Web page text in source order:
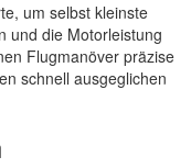
um selbst kleinste
und die Motorleistung
Flugmanöver präzise
schnell ausgeglichen